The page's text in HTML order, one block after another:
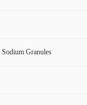
Granules